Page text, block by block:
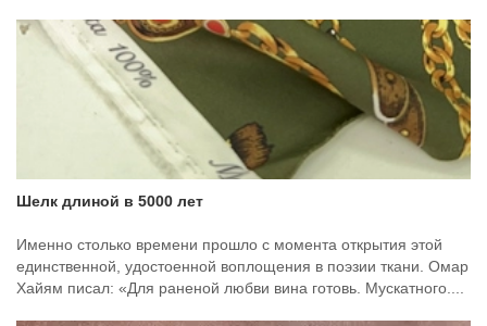
Шелк длиной в 5000 лет
Именно столько времени прошло с момента открытия этой
единственной, удостоенной воплощения в поэзии ткани. Омар
Хайям писал: «Для раненой любви вина готовь. Мускатного....